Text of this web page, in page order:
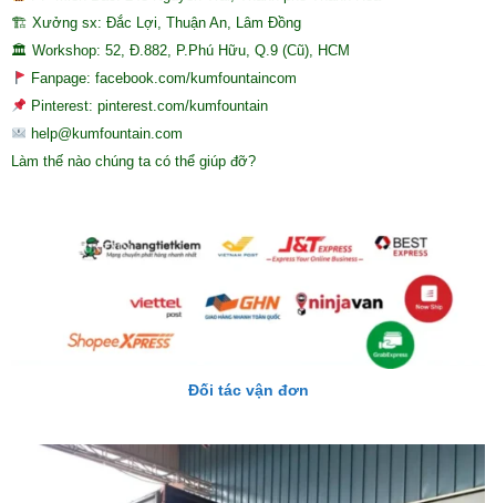
🏗 Xưởng sx: Đắc Lợi, Thuận An, Lâm Đồng
🏛 Workshop: 52, Đ.882, P.Phú Hữu, Q.9 (Cũ), HCM
Fanpage: facebook.com/kumfountaincom
Pinterest: pinterest.com/kumfountain
help@kumfountain.com
Làm thế nào chúng ta có thể giúp đỡ?
Đối tác vận đơn